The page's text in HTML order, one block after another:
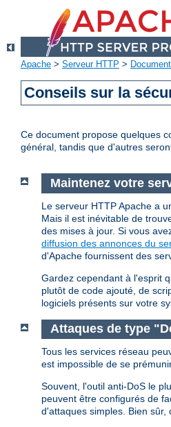
Apache > Serveur HTTP >
Conseils sur la
Ce document propose quelques
général, tandis que d'autres
Maintenez votre
Le serveur HTTP Apache a
Mais il est inévitable de
des mises à jour. Si vous
diffusion des annonces du
d'Apache fournissent des
Gardez cependant à l'esprit
plutôt de code ajouté, de
logiciels présents sur votre
Attaques de type
Tous les services réseau
est impossible de se
Souvent, l'outil anti-DoS le
peuvent être configurés de
d'attaques simples. Bien sûr,